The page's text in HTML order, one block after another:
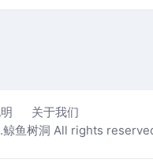
关于我们
鱼树洞 All rights